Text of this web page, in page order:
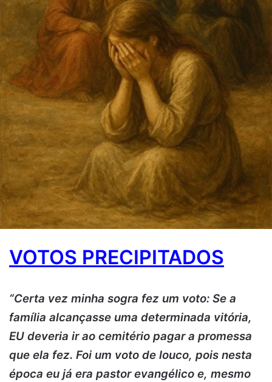
VOTOS PRECIPITADOS
“Certa vez minha sogra fez um voto: Se a
família alcançasse uma determinada vitória,
EU deveria ir ao cemitério pagar a promessa
que ela fez. Foi um voto de louco, pois nesta
época eu já era pastor evangélico e, mesmo